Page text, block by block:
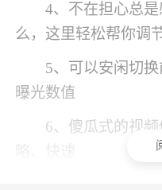
4、不在担心总
么，这里轻松帮你调
5、可以安闲切
曝光数值
6、傻瓜式的视